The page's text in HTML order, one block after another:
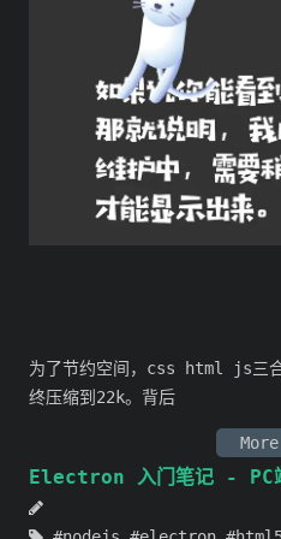
为了节约空间，css html js三
终压缩到22k。背后
Electron 入门笔记 - PC端